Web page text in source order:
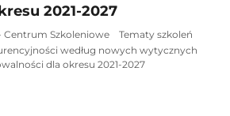
2021-2027
Centrum Szkoleniowe
Tematy szkoleń
według nowych wytycznych
dla okresu 2021-2027